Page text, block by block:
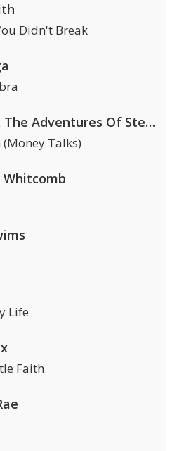
Didn't Break
PAWSA & The Adventures Of Stevie V
(Money Talks)
Whitcomb
Life
Faith